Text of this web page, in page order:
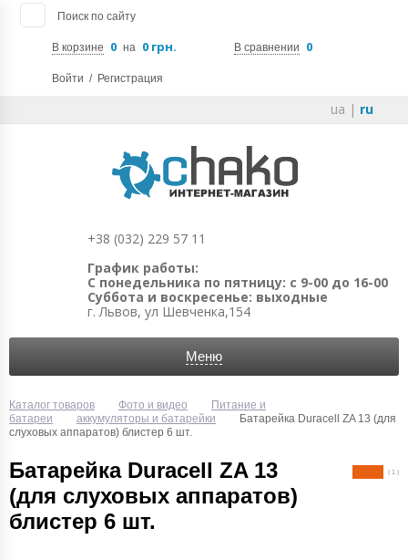
Поиск по сайту
В корзине 0 на 0 грн. В сравнении 0
Войти / Регистрация
ua | ru
+38 (032) 229 57 11
График работы:
С понедельника по пятницу: с 9-00 до 16-00
Суббота и воскресенье: выходные
г. Львов, ул Шевченка,154
Меню
Каталог товаров Фото и видео
Питание и
батареи
аккумуляторы и батарейки
Батарейка Duracell ZA 13 (для
слуховых аппаратов) блистер 6 шт.
Батарейка Duracell ZA 13
(для слуховых аппаратов)
блистер 6 шт.
( 1 )